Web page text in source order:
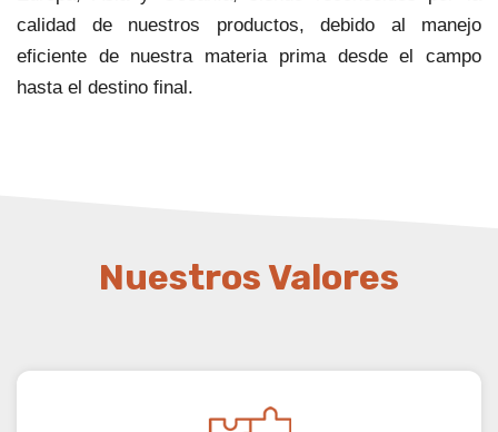
calidad de nuestros productos, debido al manejo
eficiente de nuestra materia prima desde el campo
hasta el destino final.
Nuestros Valores